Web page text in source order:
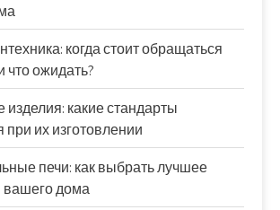
когда стоит обращаться
ожидать?
изделия: какие стандарты
их изготовлении
печи: как выбрать лучшее
дома